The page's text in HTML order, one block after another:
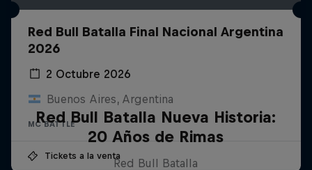
Red Bull Batalla Final Nacional Argentina
2026
2 Octubre 2026
Buenos Aires, Argentina
MC BATTLE
Tickets a la venta
Red Bull Batalla Nueva Historia:
20 Años de Rimas
Red Bull Batalla